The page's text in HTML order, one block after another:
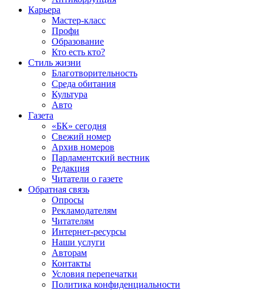
Карьера
Мастер-класс
Профи
Образование
Кто есть кто?
Стиль жизни
Благотворительность
Среда обитания
Культура
Авто
Газета
«БК» сегодня
Свежий номер
Архив номеров
Парламентский вестник
Редакция
Читатели о газете
Обратная связь
Опросы
Рекламодателям
Читателям
Интернет-ресурсы
Наши услуги
Авторам
Контакты
Условия перепечатки
Политика конфиденциальности